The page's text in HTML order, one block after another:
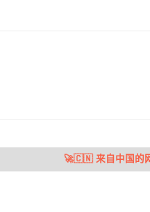
🚀🇨🇳 来自中国的